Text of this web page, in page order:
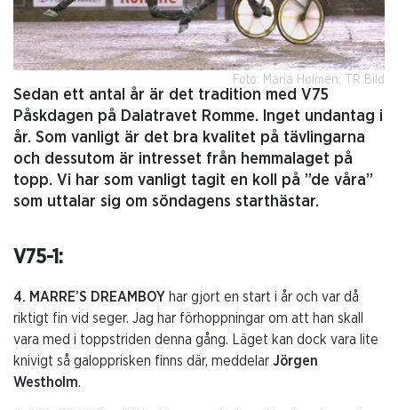
Foto: Maria Holmén, TR Bild
Sedan ett antal år är det tradition med V75
Påskdagen på Dalatravet Romme. Inget undantag i
år. Som vanligt är det bra kvalitet på tävlingarna
och dessutom är intresset från hemmalaget på
topp. Vi har som vanligt tagit en koll på ”de våra”
som uttalar sig om söndagens starthästar.
V75-1:
4. MARRE’S DREAMBOY har gjort en start i år och var då
riktigt fin vid seger. Jag har förhoppningar om att han skall
vara med i toppstriden denna gång. Läget kan dock vara lite
knivigt så galopprisken finns där, meddelar Jörgen
Westholm.